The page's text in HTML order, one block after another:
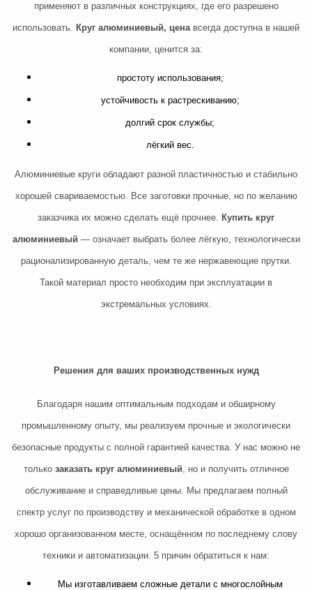
применяют в различных конструкциях, где его разрешено
использовать. Круг алюминиевый, ценавсегда доступна в нашей
компании, ценится за:
простоту использования;
устойчивость к растрескиванию;
долгий срок службы;
лёгкий вес.
Алюминиевые круги обладают разной пластичностью и стабильно
хорошей свариваемостью. Все заготовки прочные, но по желанию
заказчика их можно сделать ещё прочнее. Купить круг
алюминиевый — означает выбрать более лёгкую, технологически
рационализированную деталь, чем те же нержавеющие прутки.
Такой материал просто необходим при эксплуатации в
экстремальных условиях.
Решения для ваших производственных нужд
Благодаря нашим оптимальным подходам и обширному
промышленному опыту, мы реализуем прочные и экологически
безопасные продукты с полной гарантией качества. У нас можно не
только заказать круг алюминиевый, но и получить отличное
обслуживание и справедливые цены. Мы предлагаем полный
спектр услуг по производству и механической обработке в одном
хорошо организованном месте, оснащённом по последнему слову
техники и автоматизации. 5 причин обратиться к нам:
Мы изготавливаем сложные детали с многослойным